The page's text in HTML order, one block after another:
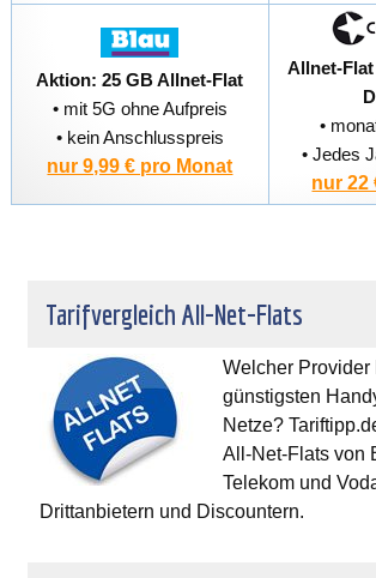
Aktion: 25 GB Allnet-Flat
• mit 5G ohne Aufpreis
• kein Anschlusspreis
nur 9,99 € pro Monat
Allnet-
•
• Jedes
nur 22
Tarifvergleich All-Net-Flats
Welcher Provider
günstigsten
Netze?
All-Net-Flats von
Telekom und
Drittanbietern und Discountern.